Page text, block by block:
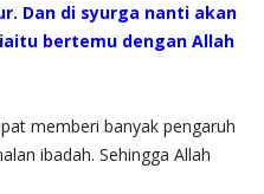
Dan di syurga nanti akan
bertemu dengan Allah
memberi banyak pengaruh
ibadah. Sehingga Allah